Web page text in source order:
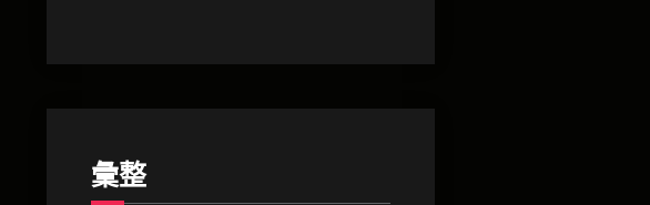
彙整